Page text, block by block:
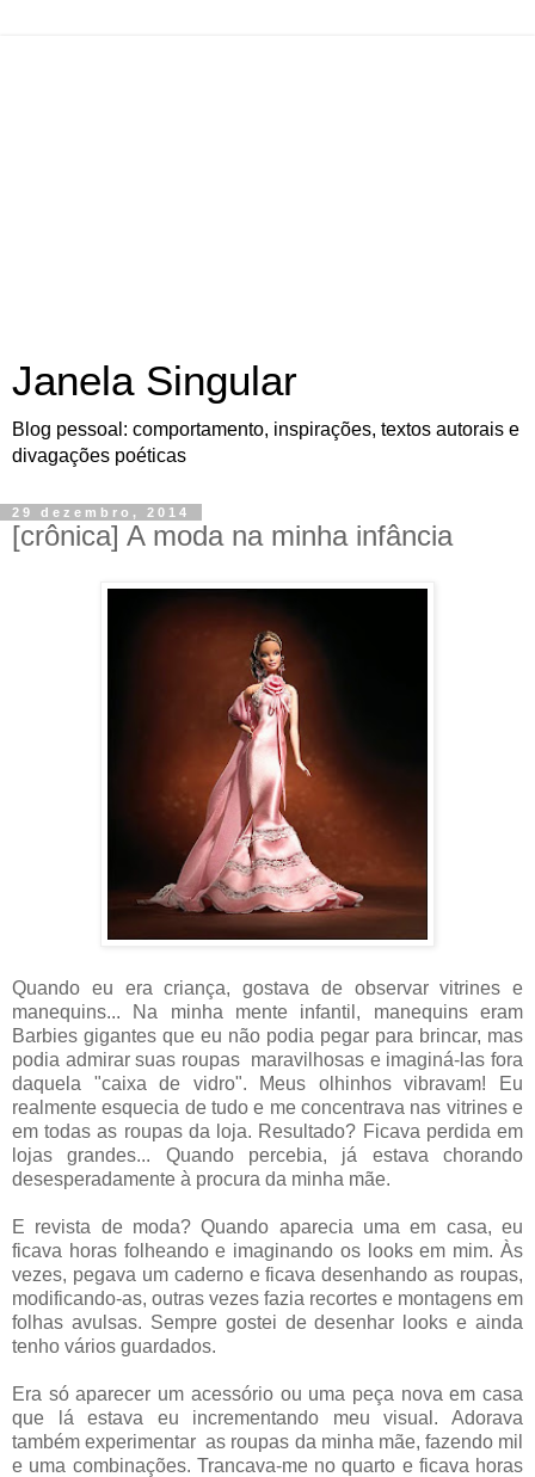
Janela Singular
Blog pessoal: comportamento, inspirações, textos autorais e
divagações poéticas
29 dezembro, 2014
[crônica] A moda na minha infância
Quando eu era criança, gostava de observar vitrines e
manequins... Na minha mente infantil, manequins eram
Barbies gigantes que eu não podia pegar para brincar, mas
podia admirar suas roupas maravilhosas e imaginá-las fora
daquela "caixa de vidro". Meus olhinhos vibravam! Eu
realmente esquecia de tudo e me concentrava nas vitrines e
em todas as roupas da loja. Resultado? Ficava perdida em
lojas grandes... Quando percebia, já estava chorando
desesperadamente à procura da minha mãe.
E revista de moda? Quando aparecia uma em casa, eu
ficava horas folheando e imaginando os looks em mim. Às
vezes, pegava um caderno e ficava desenhando as roupas,
modificando-as, outras vezes fazia recortes e montagens em
folhas avulsas. Sempre gostei de desenhar looks e ainda
tenho vários guardados.
Era só aparecer um acessório ou uma peça nova em casa
que lá estava eu incrementando meu visual. Adorava
também experimentar as roupas da minha mãe, fazendo mil
e uma combinações. Trancava-me no quarto e ficava horas